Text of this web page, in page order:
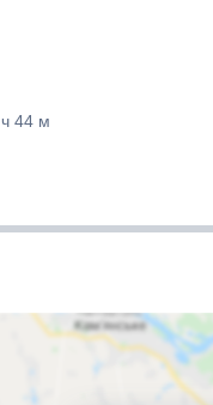
44 м